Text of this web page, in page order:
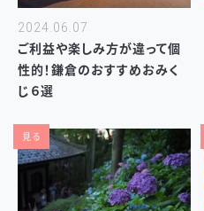
2024.06.07
ご利益や楽しみ方が違って個
性的！鎌倉のおすすめおみく
じ６選
見る